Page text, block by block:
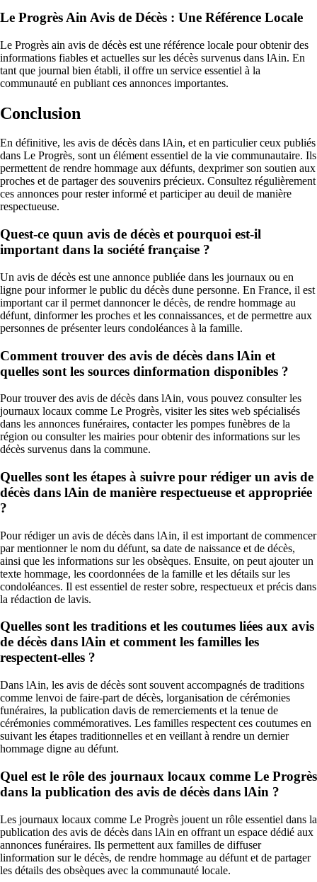
Le Progrès Ain Avis de Décès : Une Référence Locale
Le Progrès ain avis de décès est une référence locale pour obtenir des
informations fiables et actuelles sur les décès survenus dans lAin. En
tant que journal bien établi, il offre un service essentiel à la
communauté en publiant ces annonces importantes.
Conclusion
En définitive, les avis de décès dans lAin, et en particulier ceux publiés
dans Le Progrès, sont un élément essentiel de la vie communautaire. Ils
permettent de rendre hommage aux défunts, dexprimer son soutien aux
proches et de partager des souvenirs précieux. Consultez régulièrement
ces annonces pour rester informé et participer au deuil de manière
respectueuse.
Quest-ce quun avis de décès et pourquoi est-il
important dans la société française ?
Un avis de décès est une annonce publiée dans les journaux ou en
ligne pour informer le public du décès dune personne. En France, il est
important car il permet dannoncer le décès, de rendre hommage au
défunt, dinformer les proches et les connaissances, et de permettre aux
personnes de présenter leurs condoléances à la famille.
Comment trouver des avis de décès dans lAin et
quelles sont les sources dinformation disponibles ?
Pour trouver des avis de décès dans lAin, vous pouvez consulter les
journaux locaux comme Le Progrès, visiter les sites web spécialisés
dans les annonces funéraires, contacter les pompes funèbres de la
région ou consulter les mairies pour obtenir des informations sur les
décès survenus dans la commune.
Quelles sont les étapes à suivre pour rédiger un avis de
décès dans lAin de manière respectueuse et appropriée
?
Pour rédiger un avis de décès dans lAin, il est important de commencer
par mentionner le nom du défunt, sa date de naissance et de décès,
ainsi que les informations sur les obsèques. Ensuite, on peut ajouter un
texte hommage, les coordonnées de la famille et les détails sur les
condoléances. Il est essentiel de rester sobre, respectueux et précis dans
la rédaction de lavis.
Quelles sont les traditions et les coutumes liées aux avis
de décès dans lAin et comment les familles les
respectent-elles ?
Dans lAin, les avis de décès sont souvent accompagnés de traditions
comme lenvoi de faire-part de décès, lorganisation de cérémonies
funéraires, la publication davis de remerciements et la tenue de
cérémonies commémoratives. Les familles respectent ces coutumes en
suivant les étapes traditionnelles et en veillant à rendre un dernier
hommage digne au défunt.
Quel est le rôle des journaux locaux comme Le Progrès
dans la publication des avis de décès dans lAin ?
Les journaux locaux comme Le Progrès jouent un rôle essentiel dans la
publication des avis de décès dans lAin en offrant un espace dédié aux
annonces funéraires. Ils permettent aux familles de diffuser
linformation sur le décès, de rendre hommage au défunt et de partager
les détails des obsèques avec la communauté locale.